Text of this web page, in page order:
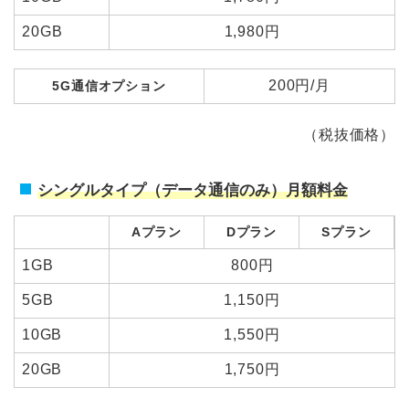
20GB 1,980円
5G通信オプション 200円/月
（税抜価格）
シングルタイプ（データ通信のみ）月額料金
Aプラン Dプラン Sプラン
1GB 800円
5GB 1,150円
10GB 1,550円
20GB 1,750円
y.u mobile
楽天モバイル
IIJmio
LINEモバイル
b-mobile